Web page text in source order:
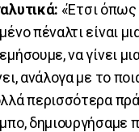
«Έτσι όπως
πέναλτι είναι
να γίνει
ανάλογα με το
περισσότερα
δημιουργήσαμε